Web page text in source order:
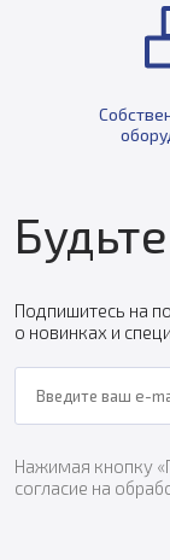
Подпишитесь на
о новинках и
Нажимая кнопку
согласие на